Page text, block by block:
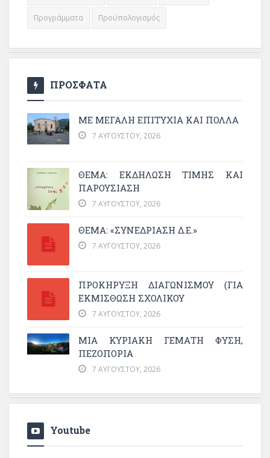
Προγράμματα Προϋπολογισμός
ΠΡΟΣΦΑΤΑ
ΜΕ ΜΕΓΆΛΗ ΕΠΙΤΥΧΊΑ ΚΑΙ ΠΟΛΛΆ
7 ΑΥΓΟΎΣΤΟΥ, 2026
ΘΈΜΑ: ΕΚΔΉΛΩΣΗ ΤΙΜΉΣ ΚΑΙ
ΠΑΡΟΥΣΊΑΣΗ
7 ΑΥΓΟΎΣΤΟΥ, 2026
ΘΕΜΑ: «ΣΥΝΕΔΡΊΑΣΗ Δ.Ε.»
7 ΑΥΓΟΎΣΤΟΥ, 2026
ΠΡΟΚΗΡΥΞΗ ΔΙΑΓΩΝΙΣΜΟΥ (ΓΙΑ
ΕΚΜΊΣΘΩΣΗ ΣΧΟΛΙΚΟΎ
7 ΑΥΓΟΎΣΤΟΥ, 2026
ΜΙΑ ΚΥΡΙΑΚΉ ΓΕΜΆΤΗ ΦΎΣΗ,
ΠΕΖΟΠΟΡΊΑ
7 ΑΥΓΟΎΣΤΟΥ, 2026
Youtube